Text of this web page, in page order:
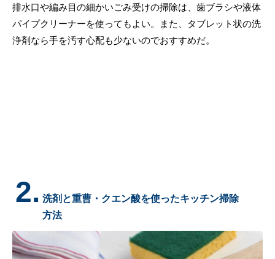
排水口や編み目の細かいごみ受けの掃除は、歯ブラシや液体
パイプクリーナーを使ってもよい。また、タブレット状の洗
浄剤なら手を汚す心配も少ないのでおすすめだ。
2. 洗剤と重曹・クエン酸を使ったキッチン掃除
方法